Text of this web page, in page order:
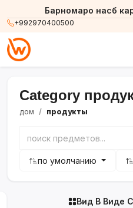
+992970400500
Барномаро насб
Category
дом продукты
по умолчанию
Вид В Виде